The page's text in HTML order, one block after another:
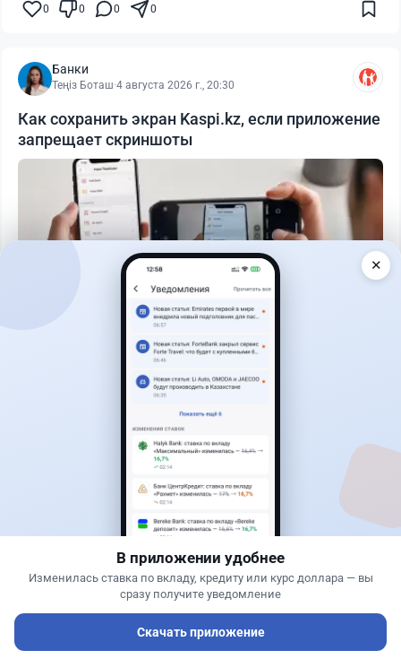
0 0 0 0
Банки
Теңіз Боташ·4 августа 2026 г., 20:30
Как сохранить экран Kaspi.kz, если приложение
запрещает скриншоты
21
5 августа 2026 г., 13:10
Alatau City Bank разыгрывает 33 млн тенге:
какие условия скрываются в правилах акции
✕
В приложении удобнее
Изменилась ставка по вкладу, кредиту или курс доллара — вы
сразу получите уведомление
Скачать приложение